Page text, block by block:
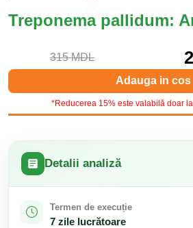
Treponema pallidum:
315 MDL
Adauga in cos
*Reducerea 15% este valabilă doar
Detalii analiză
Termen de execuție
7 zile lucrătoare